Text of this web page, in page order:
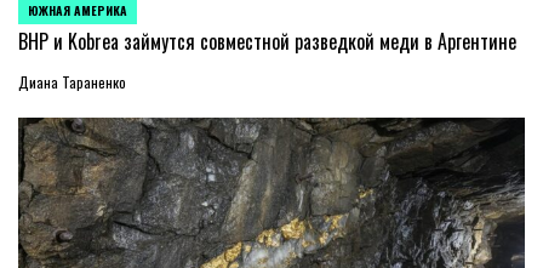
ОПУБЛИКОВАНО
В
ЮЖНАЯ АМЕРИКА
BHP и Kobrea займутся совместной разведкой меди в Аргентине
Диана Тараненко